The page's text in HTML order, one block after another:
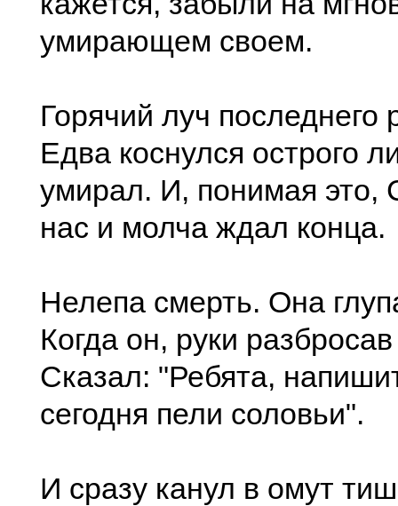
умирающем своем.
Горячий луч последнего
Едва коснулся острого
умирал. И, понимая это,
нас и молча ждал конца.
Нелепа смерть. Она
Когда он, руки
Сказал: "Ребята,
сегодня пели соловьи".
И сразу канул в омут